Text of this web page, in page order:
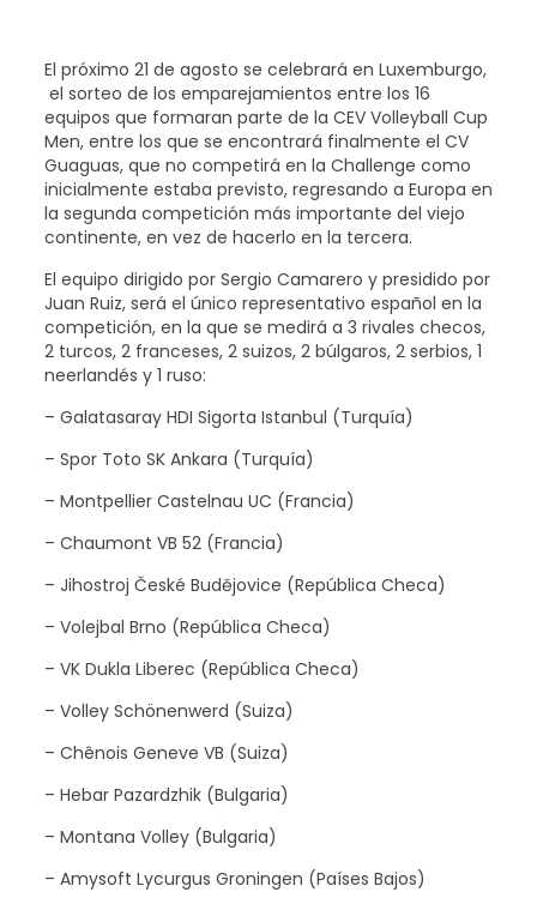
El próximo 21 de agosto se celebrará en Luxemburgo,
el sorteo de los emparejamientos entre los 16
equipos que formaran parte de la CEV Volleyball Cup
Men, entre los que se encontrará finalmente el CV
Guaguas, que no competirá en la Challenge como
inicialmente estaba previsto, regresando a Europa en
la segunda competición más importante del viejo
continente, en vez de hacerlo en la tercera.
El equipo dirigido por Sergio Camarero y presidido por
Juan Ruiz, será el único representativo español en la
competición, en la que se medirá a 3 rivales checos,
2 turcos, 2 franceses, 2 suizos, 2 búlgaros, 2 serbios, 1
neerlandés y 1 ruso:
– Galatasaray HDI Sigorta Istanbul (Turquía)
– Spor Toto SK Ankara (Turquía)
– Montpellier Castelnau UC (Francia)
– Chaumont VB 52 (Francia)
– Jihostroj České Budějovice (República Checa)
– Volejbal Brno (República Checa)
– VK Dukla Liberec (República Checa)
– Volley Schönenwerd (Suiza)
– Chênois Geneve VB (Suiza)
– Hebar Pazardzhik (Bulgaria)
– Montana Volley (Bulgaria)
– Amysoft Lycurgus Groningen (Países Bajos)